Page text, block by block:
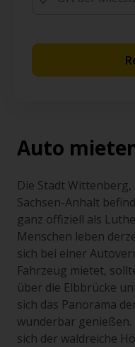
Auto
Die Stadt
Sachsen-Anhalt
ganz offiziell als
Menschen leben
sich bei einer
Fahrzeug mietet,
über die Elbbrücke
sich das Panorama
wunderbar
sich der waldreiche